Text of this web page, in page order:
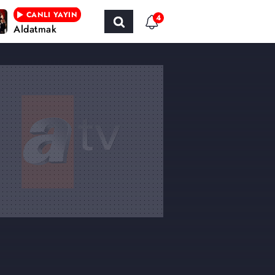
CANLI YAYIN
Aldatmak
4